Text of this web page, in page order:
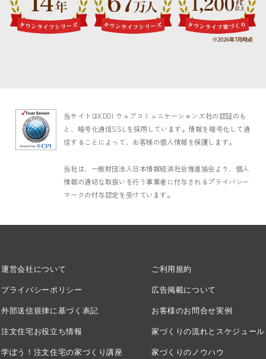
当サイトはKDDI ウェブコミュニケーションズ社の認証のも
と、暗号化通信SSLを採用しています。情報を暗号化して通
信することによって、お客様の個人情報を保護します。
当社は、一般財団法人日本情報経済社会推進協会より、個人
情報の適切な取扱いを行う事業者に付与されるプライバシー
マークの付与認定を受けています。
運営会社について
プライバシーポリシー
外部送信規律に基づく表記
注文住宅お役立ち情報
学ぼう！注文住宅の家づくり講座
ご利用規約
広告掲載について
お客様のお問合せ実例
家づくりの流れとスケジュール
家づくりのノウハウ